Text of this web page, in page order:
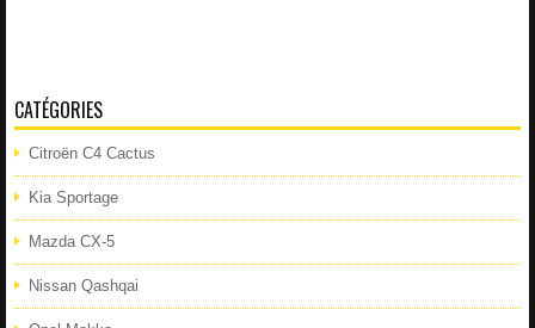
CATÉGORIES
Citroën C4 Cactus
Kia Sportage
Mazda CX-5
Nissan Qashqai